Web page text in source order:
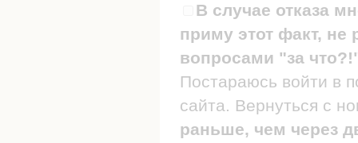
В случае отказа
приму этот факт, не
вопросами "за
Постараюсь войти в
сайта. Вернуться с
раньше, чем через